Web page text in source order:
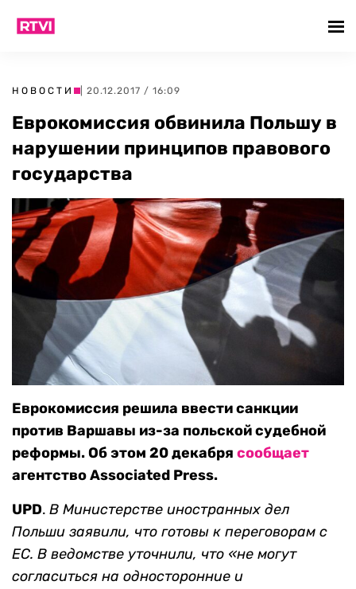
НОВОСТИ | 20.12.2017 / 16:09
Еврокомиссия обвинила Польшу в
нарушении принципов правового
государства
Еврокомиссия решила ввести санкции
против Варшавы из-за польской судебной
реформы. Об этом 20 декабря сообщает
агентство Associated Press.
UPD. В Министерстве иностранных дел
Польши заявили, что готовы к переговорам с
ЕС. В ведомстве уточнили, что «не могут
согласиться на односторонние и